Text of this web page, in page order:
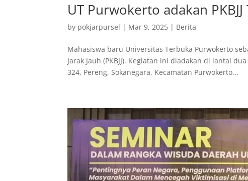
UT Purwokerto adakan PKBJJ
by pokjarpursel | Mar 9, 2025 | Berita
Mahasiswa baru Universitas Terbuka Purwokerto
Jarak Jauh (PKBJJ). Kegiatan ini diadakan di lantai
324, Pereng, Sokanegara, Kecamatan Purwokerto...